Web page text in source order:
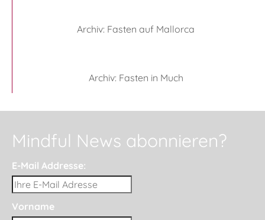
Archiv: Fasten auf Mallorca
Archiv: Fasten in Much
Mindful News abonnieren?
E-Mail Addresse:
Vorname